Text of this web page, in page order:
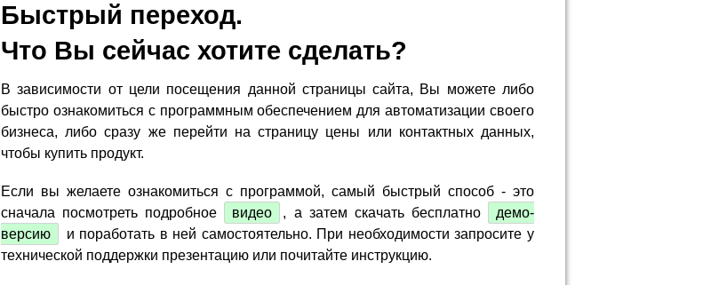
Быстрый переход.
Что Вы сейчас хотите сделать?
В зависимости от цели посещения данной страницы сайта, Вы можете либо
быстро ознакомиться с программным обеспечением для автоматизации своего
бизнеса, либо сразу же перейти на страницу цены или контактных данных,
чтобы купить продукт.
Если вы желаете ознакомиться с программой, самый быстрый способ - это
сначала посмотреть подробное
видео , а затем скачать бесплатно
демо-
версию
и поработать в ней самостоятельно. При необходимости запросите у
технической поддержки презентацию или почитайте инструкцию.